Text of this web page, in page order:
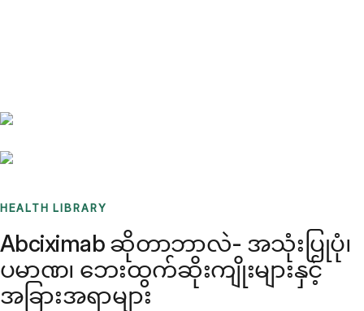
HEALTH LIBRARY
Abciximab ဆိုတာဘာလဲ- အသုံးပြုပုံ၊
ပမာဏ၊ ဘေးထွက်ဆိုးကျိုးများနှင့်
အခြားအရာများ